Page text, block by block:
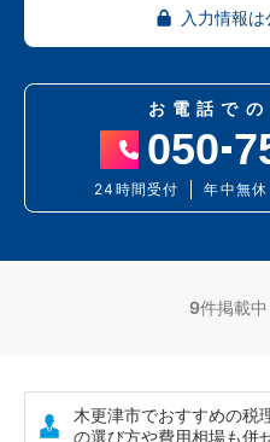
入力情報
お電話で
050
24時間受付 年中無休
9件掲載
木更津市でおすすめの税
の選び方や費用相場も併